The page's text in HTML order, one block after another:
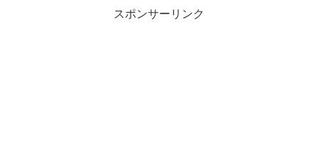
スポンサーリンク